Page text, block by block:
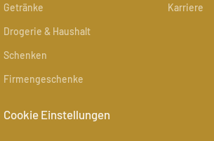
Getränke
Drogerie & Haushalt
Schenken
Firmengeschenke
Cookie Einstellungen
Karriere